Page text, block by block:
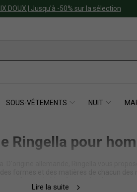
DOUX | Jusqu'à -50% sur la sélection
SOUS-VÊTEMENTS NUIT
Ringella pour
D'origine allemande, Ringella vous
formes et des matières de chacun
confort et de bien être optimal.
Lire la suite